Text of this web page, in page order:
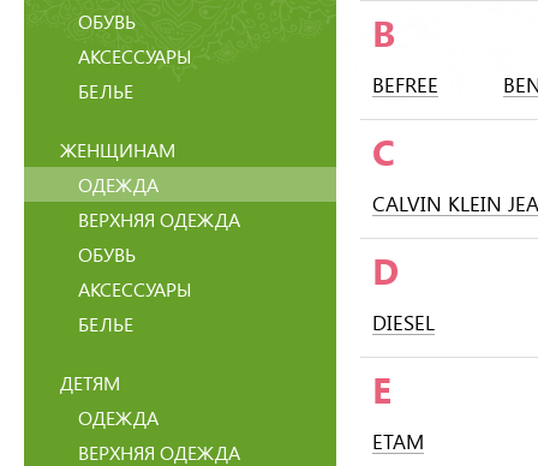
ОБУВЬ
АКСЕССУАРЫ
БЕЛЬЕ
ЖЕНЩИНАМ
ОДЕЖДА
ВЕРХНЯЯ ОДЕЖДА
ОБУВЬ
АКСЕССУАРЫ
БЕЛЬЕ
ДЕТЯМ
ОДЕЖДА
ВЕРХНЯЯ ОДЕЖДА
B
BEFREE
C
CALVIN KLEIN
D
DIESEL
E
ETAM